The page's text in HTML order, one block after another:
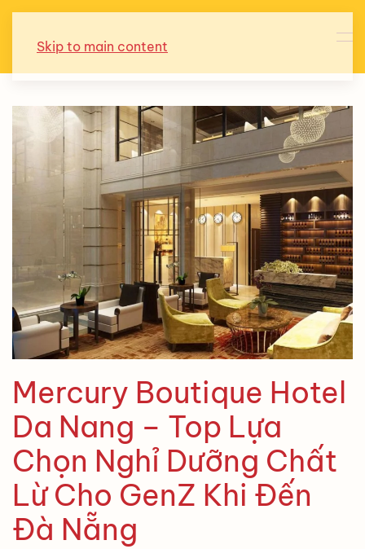
Skip to main content
Mercury Boutique Hotel
Da Nang – Top Lựa
Chọn Nghỉ Dưỡng Chất
Lừ Cho GenZ Khi Đến
Đà Nẵng